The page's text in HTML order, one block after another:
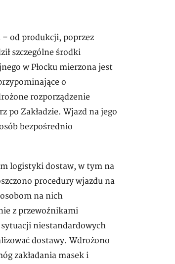
– od produkcji, poprzez
szczególne środki
w Płocku mierzona jest
o
rozporządzenie
po Zakładzie. Wjazd na jego
bezpośrednio
logistyki dostaw, w tym na
procedury wjazdu na
na nich
z przewoźnikami
niestandardowych
dostawy. Wdrożono
zakładania masek i